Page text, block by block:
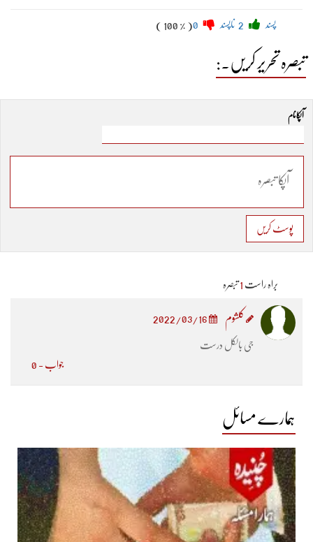
پسند ناپسند ( 100 % )
تبصرہ تحریر کریں۔:
آپکا نام
پوسٹ کریں
براہ راست 1 تبصرہ
کلشوم 2022/03/16
جی بالکل درست
جواب - 0
ہمارے مسائل